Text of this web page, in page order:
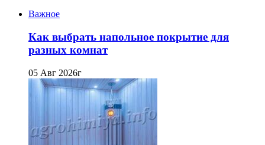
Важное
Как выбрать напольное покрытие для
разных комнат
05 Авг 2026г